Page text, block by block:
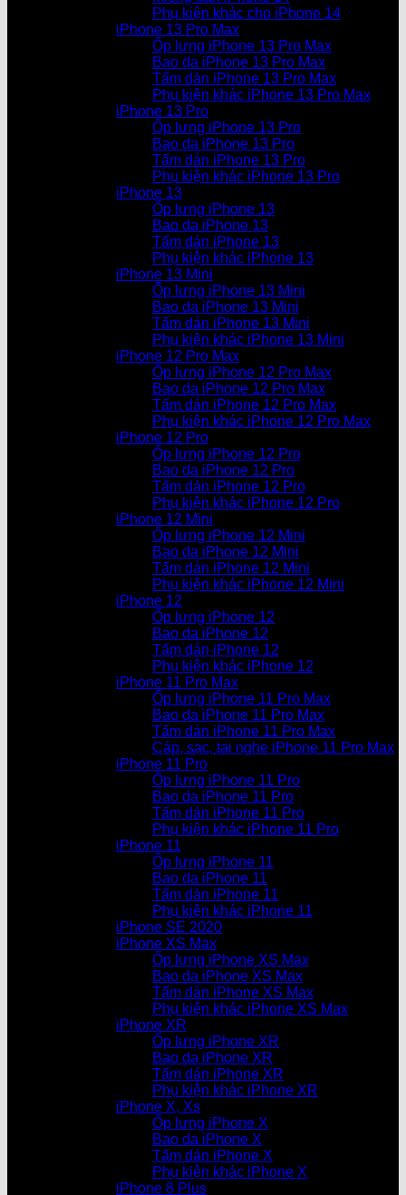
Phụ kiện khác cho iPhone 14
iPhone 13 Pro Max
Ốp lưng iPhone 13 Pro Max
Bao da iPhone 13 Pro Max
Tấm dán iPhone 13 Pro Max
Phụ kiện khác iPhone 13 Pro Max
iPhone 13 Pro
Ốp lưng iPhone 13 Pro
Bao da iPhone 13 Pro
Tấm dán iPhone 13 Pro
Phụ kiện khác iPhone 13 Pro
iPhone 13
Ốp lưng iPhone 13
Bao da iPhone 13
Tấm dán iPhone 13
Phụ kiện khác iPhone 13
iPhone 13 Mini
Ốp lưng iPhone 13 Mini
Bao da iPhone 13 Mini
Tấm dán iPhone 13 Mini
Phụ kiện khác iPhone 13 Mini
iPhone 12 Pro Max
Ốp lưng iPhone 12 Pro Max
Bao da iPhone 12 Pro Max
Tấm dán iPhone 12 Pro Max
Phụ kiện khác iPhone 12 Pro Max
iPhone 12 Pro
Ốp lưng iPhone 12 Pro
Bao da iPhone 12 Pro
Tấm dán iPhone 12 Pro
Phụ kiện khác iPhone 12 Pro
iPhone 12 Mini
Ốp lưng iPhone 12 Mini
Bao da iPhone 12 Mini
Tấm dán iPhone 12 Mini
Phụ kiện khác iPhone 12 Mini
iPhone 12
Ốp lưng iPhone 12
Bao da iPhone 12
Tấm dán iPhone 12
Phụ kiện khác iPhone 12
iPhone 11 Pro Max
Ốp lưng iPhone 11 Pro Max
Bao da iPhone 11 Pro Max
Tấm dán iPhone 11 Pro Max
Cáp, sạc, tai nghe iPhone 11 Pro Max
iPhone 11 Pro
Ốp lưng iPhone 11 Pro
Bao da iPhone 11 Pro
Tấm dán iPhone 11 Pro
Phụ kiện khác iPhone 11 Pro
iPhone 11
Ốp lưng iPhone 11
Bao da iPhone 11
Tấm dán iPhone 11
Phụ kiện khác iPhone 11
iPhone SE 2020
iPhone XS Max
Ốp lưng iPhone XS Max
Bao da iPhone XS Max
Tấm dán iPhone XS Max
Phụ kiện khác iPhone XS Max
iPhone XR
Ốp lưng iPhone XR
Bao da iPhone XR
Tấm dán iPhone XR
Phụ kiện khác iPhone XR
iPhone X, Xs
Ốp lưng iPhone X
Bao da iPhone X
Tấm dán iPhone X
Phụ kiện khác iPhone X
iPhone 8 Plus